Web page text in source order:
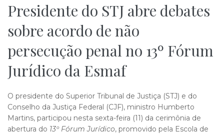
Presidente do STJ abre debates
sobre acordo de não
persecução penal no 13º Fórum
Jurídico da Esmaf
​O presidente do Superior Tribunal de Justiça (STJ) e do
Conselho da Justiça Federal (CJF), ministro Humberto
Martins, participou nesta sexta-feira (11) da cerimônia de
abertura do 13º Fórum Jurídico, promovido pela Escola de